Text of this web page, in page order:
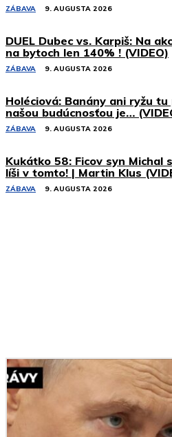
ZÁBAVA 9. AUGUSTA 2026
DUEL Dubec vs. Karpiš: Na
na bytoch len 140% ! (VIDEO)
ZÁBAVA 9. AUGUSTA 2026
Holéciová: Banány ani ryžu
našou budúcnosťou je…
ZÁBAVA 9. AUGUSTA 2026
Kukátko 58: Ficov syn Michal
líši v tomto! | Martin Klus
ZÁBAVA 9. AUGUSTA 2026